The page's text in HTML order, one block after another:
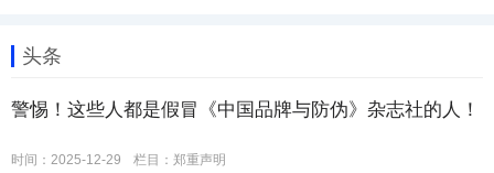
头条
警惕！这些人都是假冒《中国品牌与防伪》杂志社的人！
时间：2025-12-29 栏目： 郑重声明